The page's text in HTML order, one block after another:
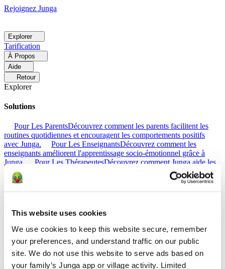
This website uses cookies
We use cookies to keep this website secure, remember
your preferences, and understand traffic on our public
site. We do not use this website to serve ads based on
your family’s Junga app or village activity. Limited
Rejoignez Junga
Explorer
Tarification
À Propos
Aide
Retour
Explorer
Solutions
Pour Les ParentsDécouvrez comment les parents facilitent les
routines quotidiennes et encouragent les comportements positifs
avec Junga.
Pour Les EnseignantsDécouvrez comment les
enseignants améliorent l'apprentissage socio-émotionnel grâce à
Junga.
Pour Les ThérapeutesDécouvrez comment Junga aide les
thérapeutes à favoriser un environnement positif à la maison.
Pour
Les Groupes Sociaux
Découvrez comment les groupes sociaux
Comparer
Junga contre GreenlightGreenlight associe une carte de débit
contrôlée à des outils pédagogiques destinés à apprendre aux enfants
à gérer leur budget, à épargner et à investir.
Junga contre Acorns
EarlyAcorns Early aide les parents à initier leurs enfants à la gestion
financière grâce à une carte de débit sécurisée, à des tâches